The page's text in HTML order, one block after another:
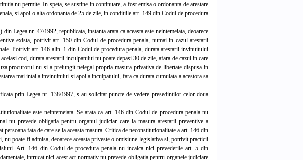
nu permite. In speta, se sustine in continuare, a fost emisa o ordonanta de arestare
si apoi o alta ordonanta de 25 de zile, in conditiile art. 149 din Codul de procedura
Legea nr. 47/1992, republicata, instanta arata ca aceasta este neintemeiata, deoarece
exista, potrivit art. 150 din Codul de procedura penala, numai in cazul arestarii
Potrivit art. 146 alin. 1 din Codul de procedura penala, durata arestarii invinuitului
cod, durata arestarii inculpatului nu poate depasi 30 de zile, afara de cazul in care
procurorul nu si-a prelungit nelegal propria masura privativa de libertate dispusa in
mai intai a invinuitului si apoi a inculpatului, fara ca durata cumulata a acestora sa
prin Legea nr. 138/1997, s-au solicitat puncte de vedere presedintilor celor doua
este neintemeiata. Se arata ca art. 146 din Codul de procedura penala nu
nu prevede obligatia pentru organul judiciar care ia masura arestarii preventive a
fata de care se ia aceasta masura. Critica de neconstitutionalitate a art. 146 din
nu poate fi admisa, deoarece aceasta priveste o omisiune legislativa si, potrivit practicii
Art. 146 din Codul de procedura penala nu incalca nici prevederile art. 5 din
intrucat nici acest act normativ nu prevede obligatia pentru organele judiciare